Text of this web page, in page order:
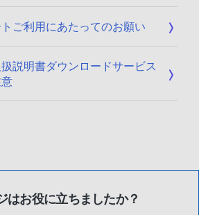
ご利用にあたってのお願い
説明書ダウンロードサービス
はお役に立ちましたか？